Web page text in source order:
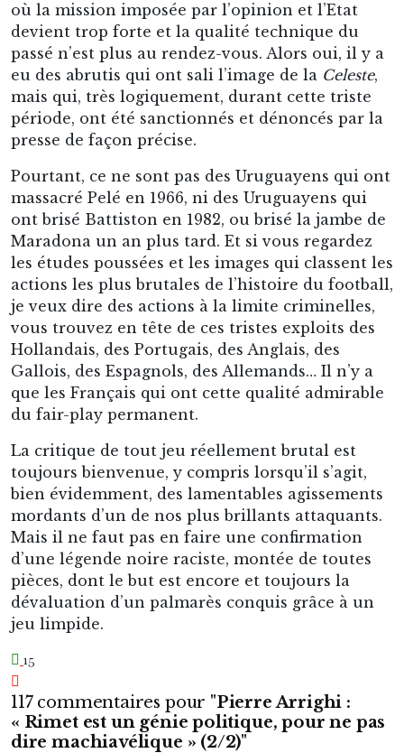
où la mission imposée par l’opinion et l’Etat
devient trop forte et la qualité technique du
passé n’est plus au rendez-vous. Alors oui, il y a
eu des abrutis qui ont sali l’image de la Celeste,
mais qui, très logiquement, durant cette triste
période, ont été sanctionnés et dénoncés par la
presse de façon précise.
Pourtant, ce ne sont pas des Uruguayens qui ont
massacré Pelé en 1966, ni des Uruguayens qui
ont brisé Battiston en 1982, ou brisé la jambe de
Maradona un an plus tard. Et si vous regardez
les études poussées et les images qui classent les
actions les plus brutales de l’histoire du football,
je veux dire des actions à la limite criminelles,
vous trouvez en tête de ces tristes exploits des
Hollandais, des Portugais, des Anglais, des
Gallois, des Espagnols, des Allemands… Il n’y a
que les Français qui ont cette qualité admirable
du fair-play permanent.
La critique de tout jeu réellement brutal est
toujours bienvenue, y compris lorsqu’il s’agit,
bien évidemment, des lamentables agissements
mordants d’un de nos plus brillants attaquants.
Mais il ne faut pas en faire une confirmation
d’une légende noire raciste, montée de toutes
pièces, dont le but est encore et toujours la
dévaluation d’un palmarès conquis grâce à un
jeu limpide.
15
117 commentaires pour "Pierre Arrighi :
« Rimet est un génie politique, pour ne pas
dire machiavélique » (2/2)"